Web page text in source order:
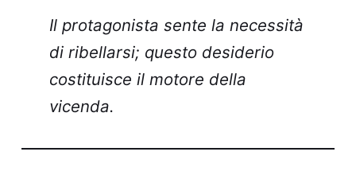
Il protagonista sente la necessità
di ribellarsi; questo desiderio
costituisce il motore della
vicenda.